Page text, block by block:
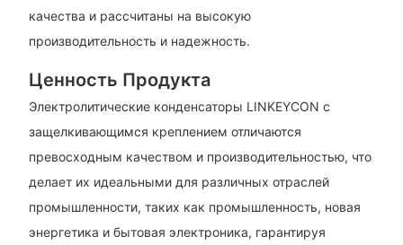
качества и рассчитаны на высокую
производительность и надежность.
Ценность Продукта
Электролитические конденсаторы LINKEYCON с
защелкивающимся креплением отличаются
превосходным качеством и производительностью, что
делает их идеальными для различных отраслей
промышленности, таких как промышленность, новая
энергетика и бытовая электроника, гарантируя